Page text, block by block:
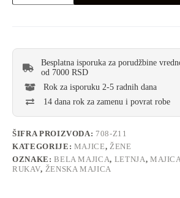
Besplatna isporuka za porudžbine
od 7000 RSD
Rok za isporuku 2-5 radnih dana
14 dana rok za zamenu i povrat robe
ŠIFRA PROIZVODA: 708-Z11
KATEGORIJE: MAJICE,ŽENE
OZNAKE:BELA MAJICA, LETNJA,
RUKAV, ŽENSKA MAJICA